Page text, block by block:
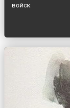
войск